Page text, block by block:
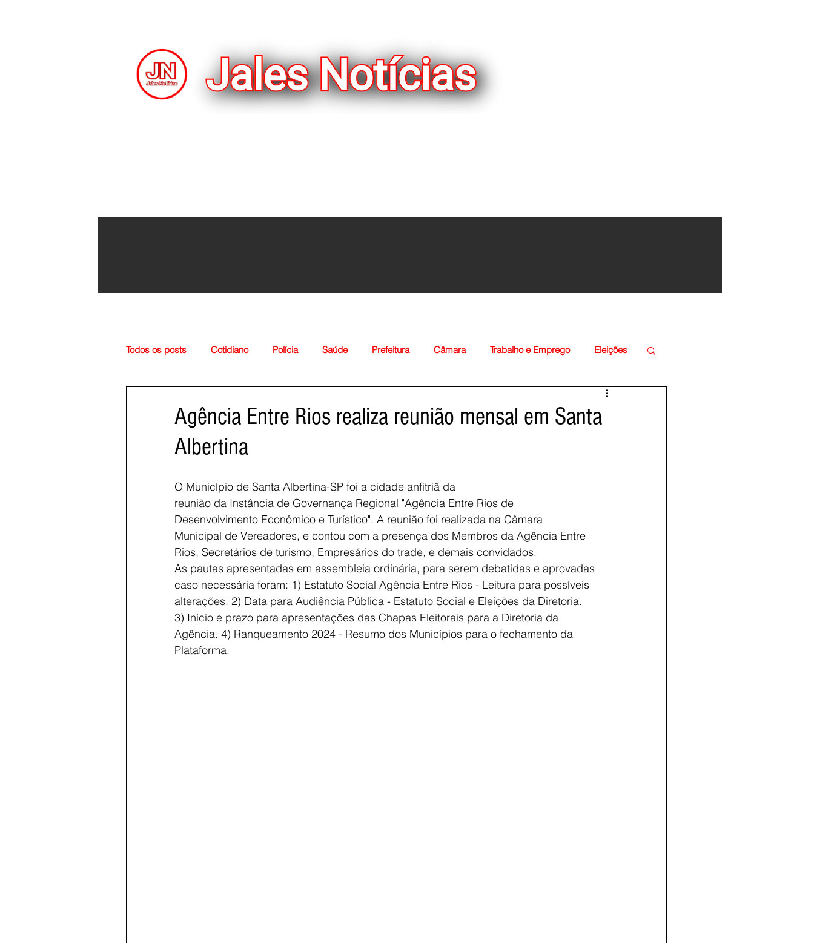
Voltar
Todos os posts Cotidiano Polícia Saúde Prefeitura Câmara Trabalho e Emprego Eleições
Agência Entre Rios realiza reunião mensal em Santa
Albertina
O Município de Santa Albertina-SP foi a cidade anfitriã da
reunião da Instância de Governança Regional "Agência Entre Rios de
Desenvolvimento Econômico e Turístico". A reunião foi realizada na Câmara
Municipal de Vereadores, e contou com a presença dos Membros da Agência Entre
Rios, Secretários de turismo, Empresários do trade, e demais convidados.
As pautas apresentadas em assembleia ordinária, para serem debatidas e aprovadas
caso necessária foram: 1) Estatuto Social Agência Entre Rios - Leitura para possíveis
alterações. 2) Data para Audiência Pública - Estatuto Social e Eleições da Diretoria.
3) Início e prazo para apresentações das Chapas Eleitorais para a Diretoria da
Agência. 4) Ranqueamento 2024 - Resumo dos Municípios para o fechamento da
Plataforma.